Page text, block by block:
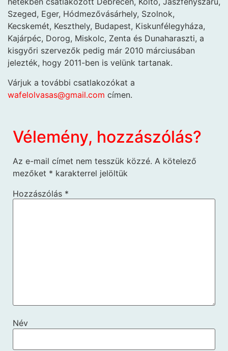
Szeged, Eger, Hódmezővásárhely, Szolnok,
Kecskemét, Keszthely, Budapest, Kiskunfélegyháza,
Kajárpéc, Dorog, Miskolc, Zenta és Dunaharaszti, a
kisgyőri szervezők pedig már 2010 márciusában
jelezték, hogy 2011-ben is velünk tartanak.
Várjuk a további csatlakozókat a
wafelolvasas@gmail.com címen.
Vélemény, hozzászólás?
Az e-mail címet nem tesszük közzé. A kötelező
mezőket * karakterrel jelöltük
Hozzászólás *
Név